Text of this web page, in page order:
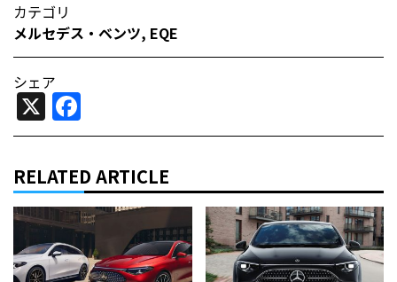
カテゴリ
メルセデス・ベンツ, EQE
シェア
X
RELATED ARTICLE